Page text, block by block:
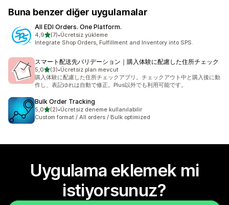
Buna benzer diğer uygulamalar
All EDI Orders. One Platform.
4,95 yıldız üzerinden
(7)
toplam 7 değerlendirme
•Ücretsiz yükleme
Integrate Shop Orders, Fulfillment and Inventory into SPS.
スマート配送先バリデーション｜購入体験に配慮した住所チェック
5,05 yıldız üzerinden
(3)
toplam 3 değerlendirme
•Ücretsiz plan mevcut
購入体験に配慮した住所チェックアプリ。チェックアウト中と購入後に動
作し、表記ゆれは自動で修正。Plus以外でも利用可能です。
Bulk Order Tracking
5,05 yıldız üzerinden
(2)
toplam 2 değerlendirme
•Ücretsiz deneme kullanılabilir
Custom format / All orders / Bulk optimized
Uygulama eklemek mi
istiyorsunuz?